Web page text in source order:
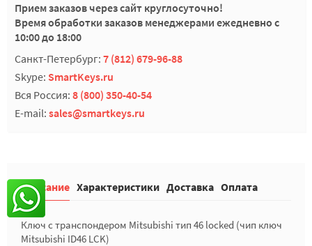
Прием заказов через сайт круглосуточно!
Время обработки заказов менеджерами ежедневно с
10:00 до 18:00
Санкт-Петербург: 7 (812) 679-96-88
Skype: SmartKeys.ru
Вся Россия: 8 (800) 350-40-54
E-mail: sales@smartkeys.ru
Описание Характеристики Доставка Оплата
Ключ с транспондером Mitsubishi тип 46 locked (чип ключ
Mitsubishi ID46 LCK)